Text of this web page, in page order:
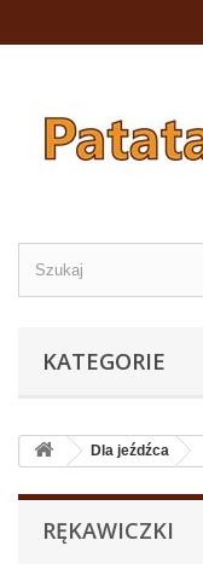
KATEGORIE
Dla jeźdźca
RĘKAWICZKI